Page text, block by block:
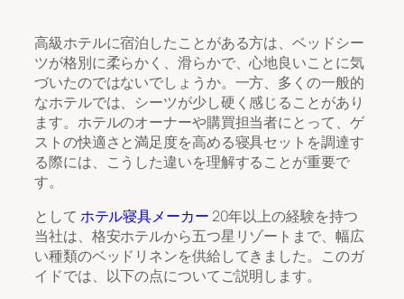
高級ホテルに宿泊したことがある方は、ベッドシー
ツが格別に柔らかく、滑らかで、心地良いことに気
づいたのではないでしょうか。一方、多くの一般的
なホテルでは、シーツが少し硬く感じることがあり
ます。ホテルのオーナーや購買担当者にとって、ゲ
ストの快適さと満足度を高める寝具セットを調達す
る際には、こうした違いを理解することが重要で
す。
として ホテル寝具メーカー20年以上の経験を持つ
当社は、格安ホテルから五つ星リゾートまで、幅広
い種類のベッドリネンを供給してきました。このガ
イドでは、以下の点についてご説明します。